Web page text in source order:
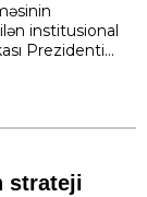
institusional
Prezidenti...
strateji